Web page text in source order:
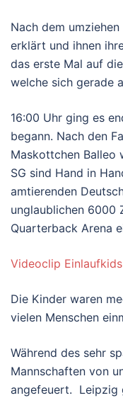
Nach dem
erklärt und ihnen
das erste Mal auf
welche sich gerade
16:00 Uhr ging es
begann. Nach den
Maskottchen Balleo
SG sind Hand in
amtierenden
unglaublichen 6000
Quarterback Arena
Videoclip Einlaufkids
Die Kinder waren
vielen Menschen
Während des sehr
Mannschaften von
angefeuert. Leipzig